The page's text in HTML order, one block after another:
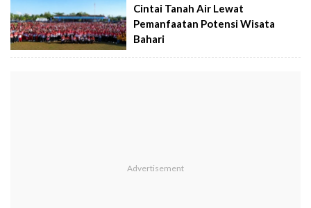
Cintai Tanah Air Lewat
Pemanfaatan Potensi Wisata
Bahari